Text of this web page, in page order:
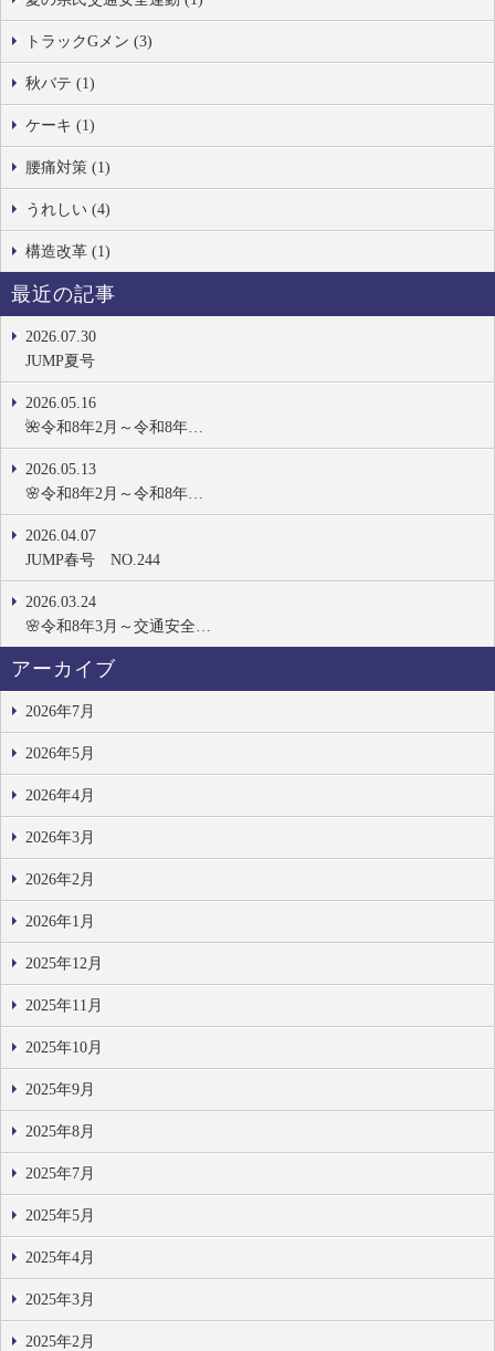
トラックGメン (3)
秋バテ (1)
ケーキ (1)
腰痛対策 (1)
うれしい (4)
構造改革 (1)
最近の記事
2026.07.30
JUMP夏号
2026.05.16
🌺令和8年2月～令和8年…
2026.05.13
🌸令和8年2月～令和8年…
2026.04.07
JUMP春号 NO.244
2026.03.24
🌸令和8年3月～交通安全…
アーカイブ
2026年7月
2026年5月
2026年4月
2026年3月
2026年2月
2026年1月
2025年12月
2025年11月
2025年10月
2025年9月
2025年8月
2025年7月
2025年5月
2025年4月
2025年3月
2025年2月